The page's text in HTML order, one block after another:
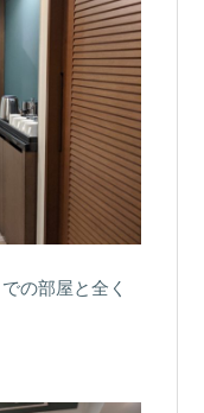
の部屋と全く